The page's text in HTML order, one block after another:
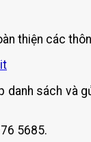
thiện các
danh sách và
5685.